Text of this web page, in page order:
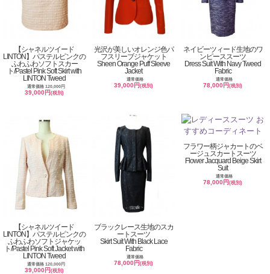
【シャネルツイード
LINTON】パステルピンクの
ふわふわソフトスカー
ト/Pastel Pink Soft Skirt with
LINTON Tweed
通常価格 120,000円
39,000円(税別)
光沢が美しいオレンジ色パ
フスリーブジャケット
Sheen Orange Puff Sleeve
Jacket
通常価格
39,000円(税別)
ネイビーツィード生地のワ
ンピーススーツ
Dress Suit With Navy Tweed
Fabric
通常価格
78,000円(税別)
【シャネルツイード
LINTON】パステルピンクの
ふわふわソフトジャケッ
ト/Pastel Pink Soft Jacket with
LINTON Tweed
通常価格 120,000円
39,000円(税別)
ブラックレース生地のスカ
ートスーツ
Skirt Suit With Black Lace
Fabric
通常価格
78,000円(税別)
フラワー柄ジャカートのベ
ージュスカートスーツ
Flower Jacquard Beige Skirt
Suit
通常価格
78,000円(税別)